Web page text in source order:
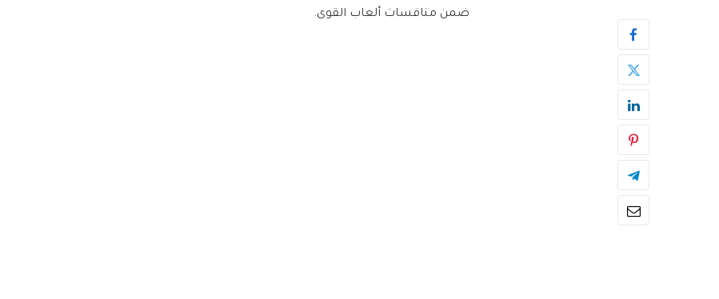
ضمن منافسات ألعاب القوى.